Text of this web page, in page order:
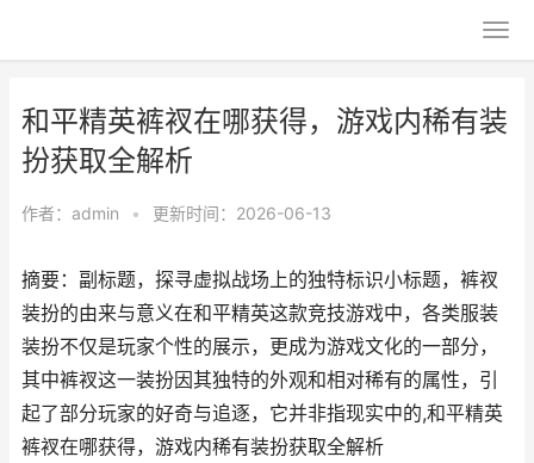
和平精英裤衩在哪获得，游戏内稀有装
扮获取全解析
作者： admin • 更新时间：2026-06-13
摘要：副标题，探寻虚拟战场上的独特标识小标题，裤衩
装扮的由来与意义在和平精英这款竞技游戏中，各类服装
装扮不仅是玩家个性的展示，更成为游戏文化的一部分，
其中裤衩这一装扮因其独特的外观和相对稀有的属性，引
起了部分玩家的好奇与追逐，它并非指现实中的,和平精英
裤衩在哪获得，游戏内稀有装扮获取全解析